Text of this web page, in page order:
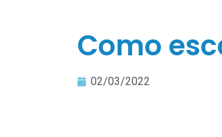
Como
02/03/2022